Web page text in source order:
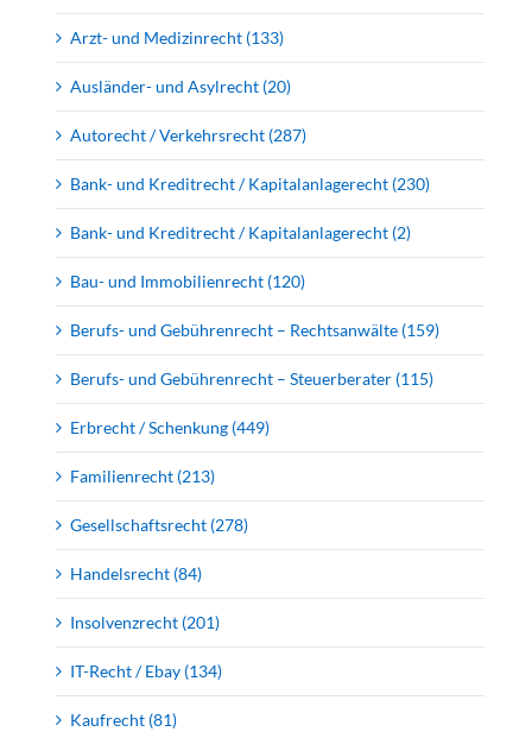
bracht
Arzt- und Medizinrecht (133)
Ausländer- und Asylrecht (20)
Autorecht / Verkehrsrecht (287)
Bank- und Kreditrecht / Kapitalanlagerecht (230)
Bank- und Kreditrecht / Kapitalanlagerecht (2)
Bau- und Immobilienrecht (120)
Berufs- und Gebührenrecht – Rechtsanwälte (159)
Berufs- und Gebührenrecht – Steuerberater (115)
Erbrecht / Schenkung (449)
Familienrecht (213)
Gesellschaftsrecht (278)
Handelsrecht (84)
Insolvenzrecht (201)
IT-Recht / Ebay (134)
Kaufrecht (81)